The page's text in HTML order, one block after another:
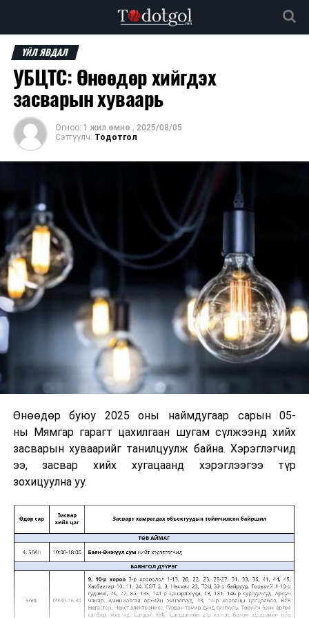
ҮЙЛ ЯВДАЛ
УБЦТС: Өнөөдөр хийгдэх
засварын хуваарь
Огноо: 1 жил.өмнө , 2025/08/05
Сэтгүүлч: Тодотгол
Өнөөдөр буюу 2025 оны наймдугаар сарын 05-
ны Мямгар гарагт цахилгаан шугам сүлжээнд хийх
засварын хуваарийг танилцуулж байна. Хэрэглэгчид
ээ, засвар хийх хугацаанд хэрэглээгээ түр
зохицуулна уу.